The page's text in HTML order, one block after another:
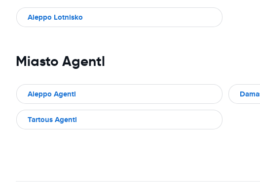
Aleppo Lotnisko
Miasto Agentl
Aleppo Agentl
Tartous Agentl